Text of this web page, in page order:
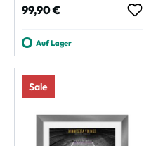
Regulärer Preis:
99,90 €
Auf Lager
Sale